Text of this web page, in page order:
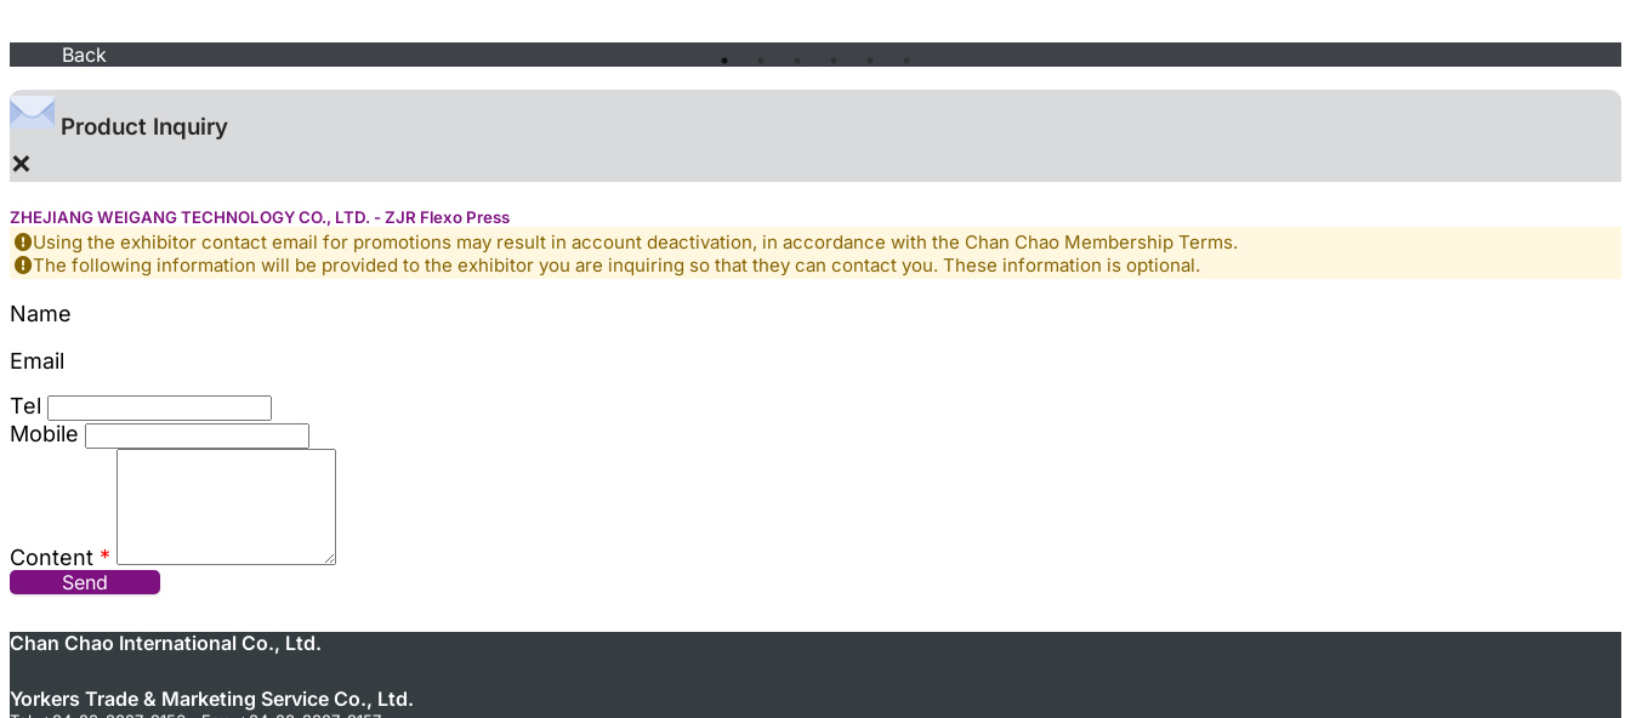
Back
Product Inquiry
×
ZHEJIANG WEIGANG TECHNOLOGY CO., LTD. - ZJR Flexo Press
Using the exhibitor contact email for promotions may result in account deactivation, in accordance with the Chan Chao Membership Terms.
The following information will be provided to the exhibitor you are inquiring so that they can contact you. These information is optional.
Name
Email
Tel
Mobile
Content *
Send
Chan Chao International Co., Ltd.
Yorkers Trade & Marketing Service Co., Ltd.